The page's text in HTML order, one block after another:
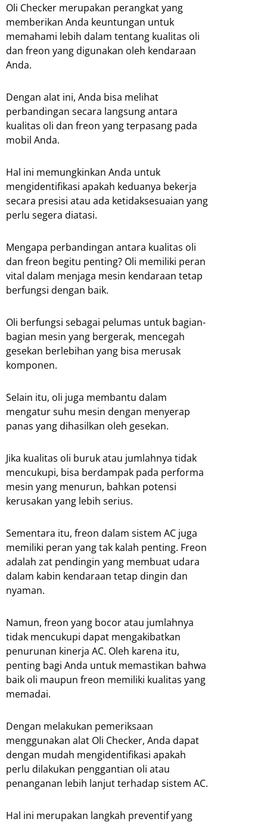
Oli Checker merupakan perangkat yang
memberikan Anda keuntungan untuk
memahami lebih dalam tentang kualitas oli
dan freon yang digunakan oleh kendaraan
Anda.
Dengan alat ini, Anda bisa melihat
perbandingan secara langsung antara
kualitas oli dan freon yang terpasang pada
mobil Anda.
Hal ini memungkinkan Anda untuk
mengidentifikasi apakah keduanya bekerja
secara presisi atau ada ketidaksesuaian yang
perlu segera diatasi.
Mengapa perbandingan antara kualitas oli
dan freon begitu penting? Oli memiliki peran
vital dalam menjaga mesin kendaraan tetap
berfungsi dengan baik.
Oli berfungsi sebagai pelumas untuk bagian-
bagian mesin yang bergerak, mencegah
gesekan berlebihan yang bisa merusak
komponen.
Selain itu, oli juga membantu dalam
mengatur suhu mesin dengan menyerap
panas yang dihasilkan oleh gesekan.
Jika kualitas oli buruk atau jumlahnya tidak
mencukupi, bisa berdampak pada performa
mesin yang menurun, bahkan potensi
kerusakan yang lebih serius.
Sementara itu, freon dalam sistem AC juga
memiliki peran yang tak kalah penting. Freon
adalah zat pendingin yang membuat udara
dalam kabin kendaraan tetap dingin dan
nyaman.
Namun, freon yang bocor atau jumlahnya
tidak mencukupi dapat mengakibatkan
penurunan kinerja AC. Oleh karena itu,
penting bagi Anda untuk memastikan bahwa
baik oli maupun freon memiliki kualitas yang
memadai.
Dengan melakukan pemeriksaan
menggunakan alat Oli Checker, Anda dapat
dengan mudah mengidentifikasi apakah
perlu dilakukan penggantian oli atau
penanganan lebih lanjut terhadap sistem AC.
Hal ini merupakan langkah preventif yang